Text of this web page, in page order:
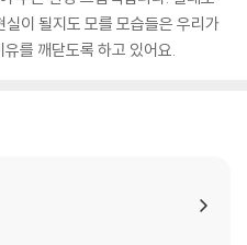
이 될지도 모를 모습들은 우리가
를 깨닫도록 하고 있어요.